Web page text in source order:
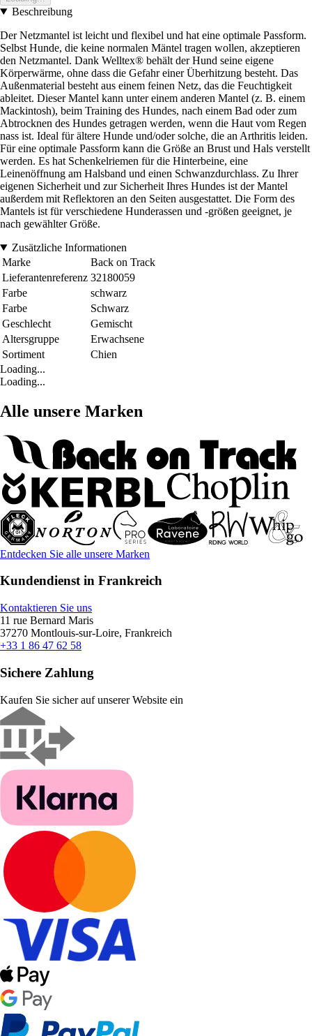
Beschreibung
Der Netzmantel ist leicht und flexibel und hat eine optimale Passform.
Selbst Hunde, die keine normalen Mäntel tragen wollen, akzeptieren
den Netzmantel. Dank Welltex® behält der Hund seine eigene
Körperwärme, ohne dass die Gefahr einer Überhitzung besteht. Das
Außenmaterial besteht aus einem feinen Netz, das die Feuchtigkeit
ableitet. Dieser Mantel kann unter einem anderen Mantel (z. B. einem
Mackintosh), beim Training des Hundes, nach einem Bad oder zum
Abtrocknen des Hundes getragen werden, wenn die Haut vom Regen
nass ist. Ideal für ältere Hunde und/oder solche, die an Arthritis leiden.
Für eine optimale Passform kann die Größe an Brust und Hals verstellt
werden. Es hat Schenkelriemen für die Hinterbeine, eine
Leinenöffnung am Halsband und einen Schwanzdurchlass. Zu Ihrer
eigenen Sicherheit und zur Sicherheit Ihres Hundes ist der Mantel
außerdem mit Reflektoren an den Seiten ausgestattet. Die Form des
Mantels ist für verschiedene Hunderassen und -größen geeignet, je
nach gewählter Größe.
Zusätzliche Informationen
Marke
Back on Track
Lieferantenreferenz 32180059
Farbe
schwarz
Farbe
Schwarz
Geschlecht
Gemischt
Altersgruppe
Erwachsene
Sortiment
Chien
Loading...
Loading...
Alle unsere Marken
Entdecken Sie alle unsere Marken
Kundendienst in Frankreich
Kontaktieren Sie uns
11 rue Bernard Maris
37270 Montlouis-sur-Loire, Frankreich
+33 1 86 47 62 58
Sichere Zahlung
Kaufen Sie sicher auf unserer Website ein